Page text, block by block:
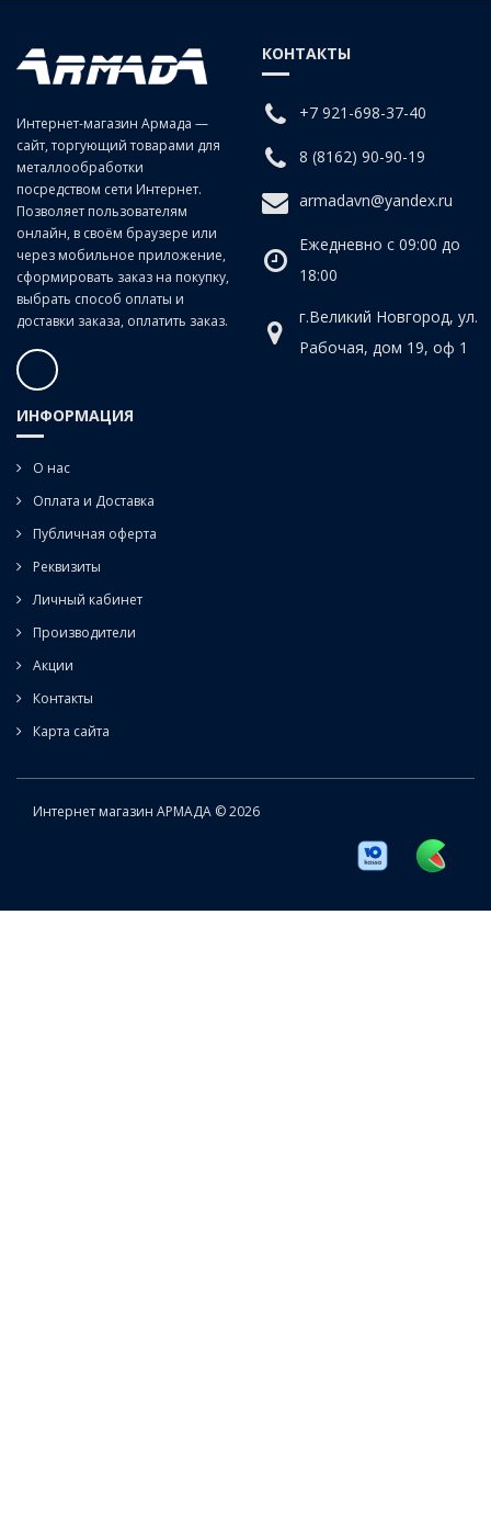
Круг лепестковый КЛТ 125х2
Интернет-магазин Армада —
сайт, торгующий товарами для
металлообработки
посредством сети Интернет.
Позволяет пользователям
онлайн, в своём браузере или
через мобильное приложение,
сформировать заказ на покупку,
выбрать способ оплаты и
доставки заказа, оплатить заказ.
КОНТАКТЫ
+7 921-698-37-40
8 (8162) 90-90-19
armadavn@yandex.ru
Ежедневно с 09:00 до
18:00
г.Великий Новгород, ул.
Рабочая, дом 19, оф 1
ИНФОРМАЦИЯ
О нас
Оплата и Доставка
Публичная оферта
Реквизиты
Личный кабинет
Производители
Акции
Контакты
Карта сайта
Интернет магазин АРМАДА © 2026